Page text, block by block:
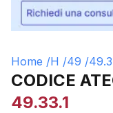
Home /H /49 /49.3
CODICE
49.33.1